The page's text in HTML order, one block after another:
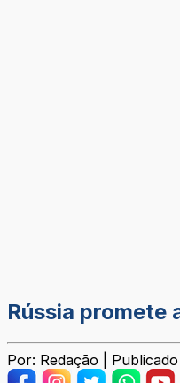
Rússia promete
Por: Redação |